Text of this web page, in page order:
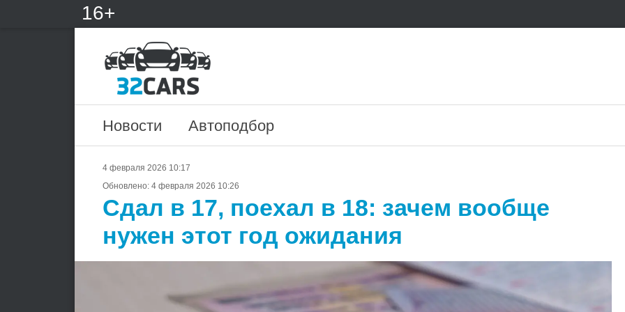
16+
Новости Автоподбор
4 февраля 2026 10:17
Обновлено: 4 февраля 2026 10:26
Сдал в 17, поехал в 18: зачем вообще
нужен этот год ожидания